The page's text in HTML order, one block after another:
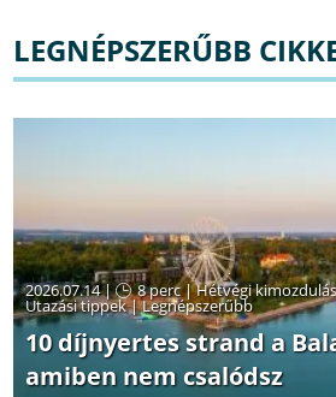
LEGNÉPSZERŰBB
2026.07.14 | 8 perc|Hétvégi
Utazási tippek|Legnépszerűbb
10 díjnyertes strand a
amiben nem csalódsz